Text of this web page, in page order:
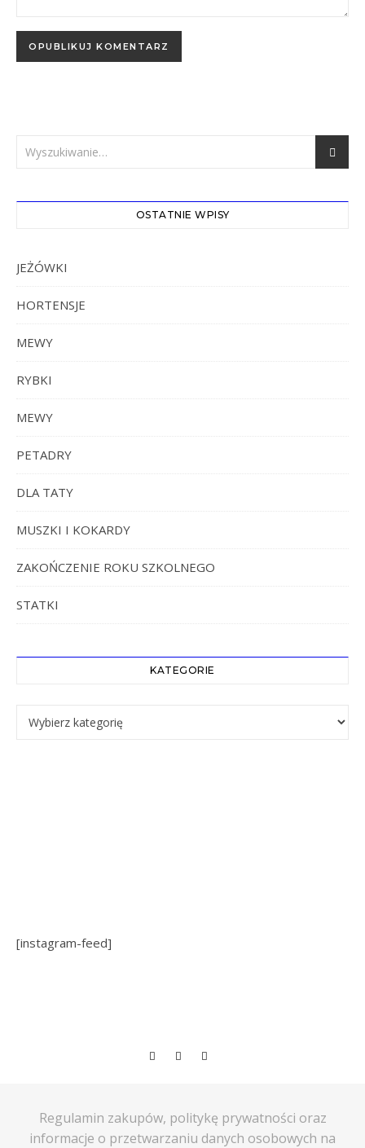
OSTATNIE WPISY
JEŻÓWKI
HORTENSJE
MEWY
RYBKI
MEWY
PETADRY
DLA TATY
MUSZKI I KOKARDY
ZAKOŃCZENIE ROKU SZKOLNEGO
STATKI
KATEGORIE
Kategorie
[instagram-feed]
Regulamin zakupów, politykę prywatności oraz
informacje o przetwarzaniu danych osobowych na